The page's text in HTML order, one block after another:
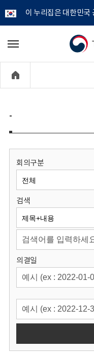
이 누리집은 대한민국
개
정
보
원
회
메
기
-
회의구분
검색
의결일